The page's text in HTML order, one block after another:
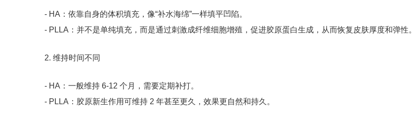
- HA：依靠自身的体积填充，像“补水海绵”一样填平凹陷。
- PLLA：并不是单纯填充，而是通过刺激成纤维细胞增殖，促进胶原蛋白生成，从而恢复皮肤厚度和弹性。
2. 维持时间不同
- HA：一般维持 6-12 个月，需要定期补打。
- PLLA：胶原新生作用可维持 2 年甚至更久，效果更自然和持久。